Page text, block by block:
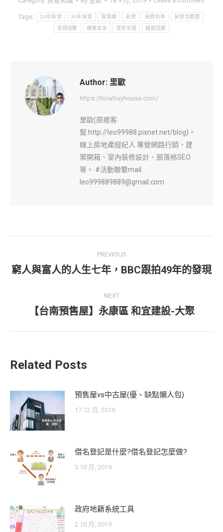
Tags: 20年房貸 30年房貸 寬限期 房貸 房貸利率 房貸怎麼選
房貸成數 機會成本 貸款年限 通膨因素
Author: 里歐
https://howbuyhouse.com/
里歐(原痞客
幫:http://leo99988.pixnet.net/blog)。
線上房地產經紀人 專營網路行銷、建
案開箱、室內裝修設計、部落格SEO
等。 #活動聯繫mail:
leo999889889@gmail.com
navigation
PREVIOUS
Previous
窮人與富人的人生七年，BBC跟拍49年的發現
NEXT
Next
【台南預售屋】永康區 和宜建設-大聚
Related Posts
預售屋vs中古屋(優、缺點懶人包)
17 12 月, 2019
借名登記是什麼?借名登記怎麼做?
3 10 月, 2019
政府地籍系統工具
2 10 月, 2019